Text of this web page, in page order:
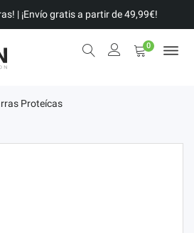
| ¡Envío gratis a partir de 49,99€!
0
Proteícas